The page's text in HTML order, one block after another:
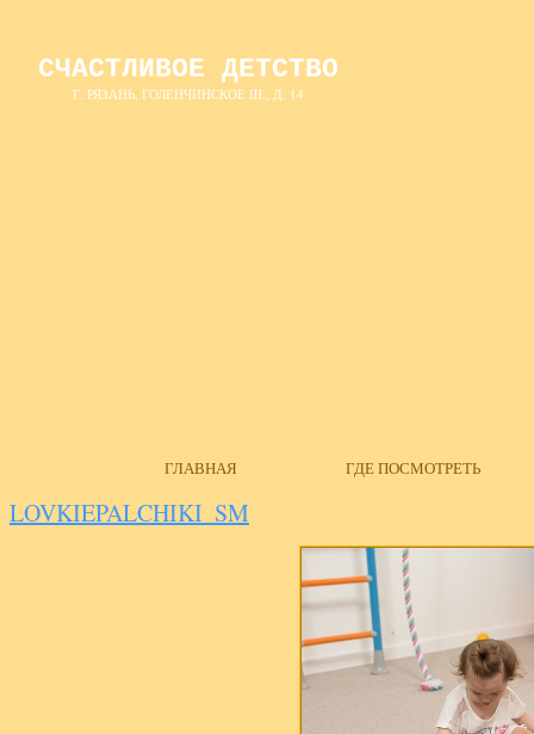
СЧАСТЛИВОЕ ДЕТСТВО
Г. РЯЗАНЬ, ГОЛЕНЧИНСКОЕ Ш., Д. 14
ГЛАВНАЯ ГДЕ ПОСМОТРЕТЬ
LOVKIEPALCHIKI_SM